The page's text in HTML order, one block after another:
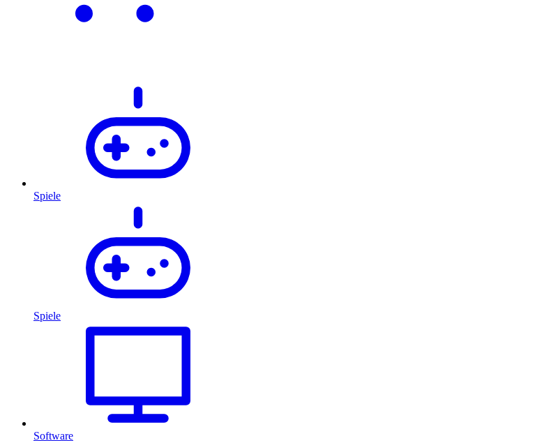
Spiele
Spiele
Software